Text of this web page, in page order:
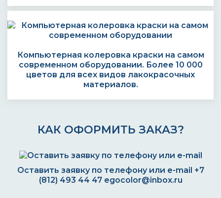
Компьютерная колеровка краски на самом
современном оборудовании. Более 10 000
цветов для всех видов лакокрасочных
материалов.
КАК ОФОРМИТЬ ЗАКАЗ?
Оставить заявку по телефону или e-mail +7
(812) 493 44 47 egocolor@inbox.ru